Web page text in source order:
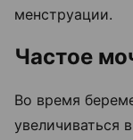
менструации.
Частое
Во время
увеличиваться